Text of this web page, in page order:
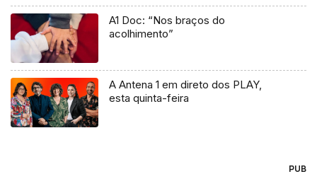
A1 Doc: “Nos braços do
acolhimento”
A Antena 1 em direto dos PLAY,
esta quinta-feira
PUB